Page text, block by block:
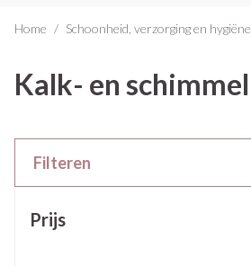
Home / Schoonheid, verzorging en hygiëne
Kalk- en
Filteren
Prijs